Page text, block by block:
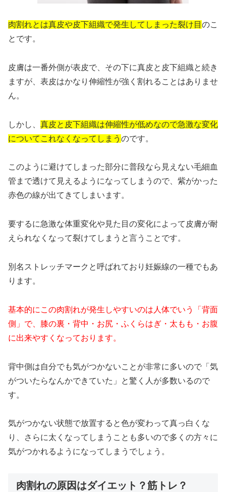
肉割れとは真皮や皮下組織で発生してしまった裂け目 のこ
とです。
皮膚は一番外側が表皮で、その下に真皮と皮下組織と続き
ますが、表皮はかなり伸縮性が強く割れることはありませ
ん。
しかし、 真皮と皮下組織は伸縮性が低めなので急激な変化
についてこれなくなってしまう のです。
このように避けてしまった部分に普段なら見えない毛細血
管まで透けて見えるようになってしまうので、紫がかった
赤色の線が出てきてしまいます。
要するに急激な体重変化や見た目の変化によって皮膚が耐
えられなくなって裂けてしまうと言うことです。
別名ストレッチマークと呼ばれており妊娠線の一種でもあ
ります。
基本的にこの肉割れが発生しやすいのは人体でいう「背面
側」で、膝の裏・背中・お尻・ふくらはぎ・太もも・お腹
に出来やすくなっております。
背中側は自分でも気がつかないことが非常に多いので「気
がついたらなんかできていた」と驚く人が多数いるので
す。
気がつかない状態で放置すると色が変わって真っ白くな
り、さらに太くなってしまうことも多いので多くの方々に
気がつかれるようになってしまうでしょう。
肉割れの原因はダイエット？筋トレ？